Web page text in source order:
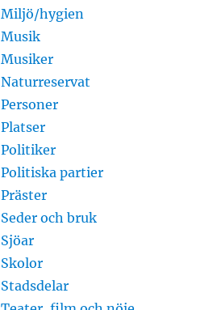
Miljö/hygien
Musik
Musiker
Naturreservat
Personer
Platser
Politiker
Politiska partier
Präster
Seder och bruk
Sjöar
Skolor
Stadsdelar